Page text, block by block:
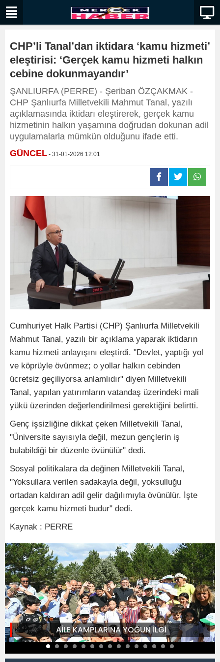
CHP’li Tanal’dan iktidara ‘kamu hizmeti’
eleştirisi: ‘Gerçek kamu hizmeti halkın
cebine dokunmayandır’
ŞANLIURFA (PERRE) - Şeriban ÖZÇAKMAK -
CHP Şanlıurfa Milletvekili Mahmut Tanal, yazılı
açıklamasında iktidarı eleştirerek, gerçek kamu
hizmetinin halkın yaşamına doğrudan dokunan adil
uygulamalarla mümkün olduğunu ifade etti.
GÜNCEL - 31-01-2026 12:01
Cumhuriyet Halk Partisi (CHP) Şanlıurfa Milletvekili
Mahmut Tanal, yazılı bir açıklama yaparak iktidarın
kamu hizmeti anlayışını eleştirdi. "Devlet, yaptığı yol
ve köprüyle övünmez; o yollar halkın cebinden
ücretsiz geçiliyorsa anlamlıdır" diyen Milletvekili
Tanal, yapılan yatırımların vatandaş üzerindeki mali
yükü üzerinden değerlendirilmesi gerektiğini belirtti.
Genç işsizliğine dikkat çeken Milletvekili Tanal,
"Üniversite sayısıyla değil, mezun gençlerin iş
bulabildiği bir düzenle övünülür" dedi.
Sosyal politikalara da değinen Milletvekili Tanal,
"Yoksullara verilen sadakayla değil, yoksulluğu
ortadan kaldıran adil gelir dağılımıyla övünülür. İşte
gerçek kamu hizmeti budur" dedi.
Kaynak : PERRE
AİLE KAMPLARINA YOĞUN İLGİ